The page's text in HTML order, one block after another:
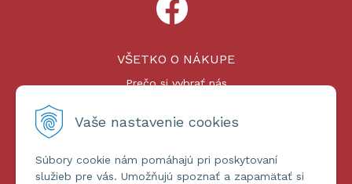
Vaše nastavenie cookies
Súbory cookie nám pomáhajú pri poskytovaní
služieb pre vás. Umožňujú spoznať a zapamätať si
VŠETKO O NÁKUPE
Prečo si vybrať nás
Platby a doprava
ĎALŠIE INFORMÁCIE